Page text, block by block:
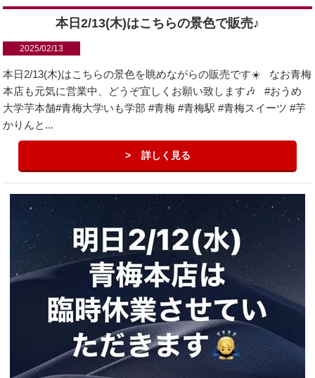
本日2/13(木)はこちらの景色で販売♪
2025/02/13
本日2/13(木)はこちらの景色を眺めながらの販売です☀️ なお青梅
本店も元気に営業中、どうぞ宜しくお願い致します🎶 #おうめ
大学芋本舗#青梅大学いも学部 #青梅 #青梅駅 #青梅スイーツ #芋
かりんと...
詳しく見る